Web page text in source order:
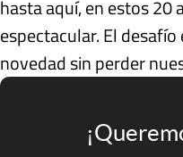
hasta aquí, en estos 20
espectacular. El
novedad sin perder